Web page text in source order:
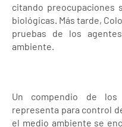
citando preocupaciones
biológicas. Más tarde,
pruebas de los
ambiente.
Un compendio de
representa para control
el medio ambiente se